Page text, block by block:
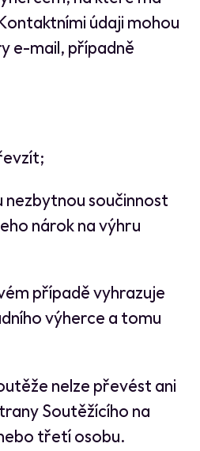
údaji mohou
e-mail, případně
nezbytnou součinnost
nárok na výhru
případě vyhrazuje
výherce a tomu
nelze převést ani
Soutěžícího na
třetí osobu.